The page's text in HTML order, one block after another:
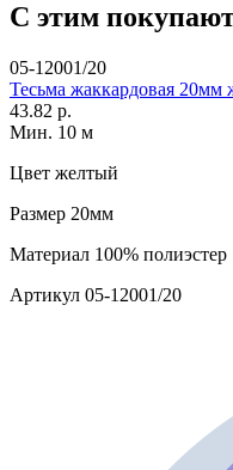
С этим
05-12001/20
Тесьма жаккардовая 20мм
43.82 р.
Мин. 10 м
Цвет желтый
Размер 20мм
Материал 100% полиэстер
Артикул 05-12001/20